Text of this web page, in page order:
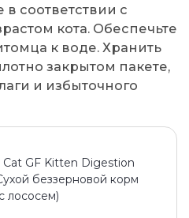
соответствии с
кота. Обеспечьте
к воде. Хранить
закрытом пакете,
и избыточного
Cat GF Kitten Digestion
беззерновой корм
лососем)